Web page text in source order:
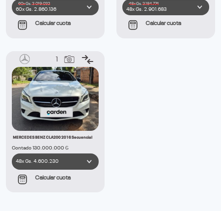
60xGs.3.019.032
Calcular cuota
48xGs.3.184.774
Calcular cuota
1
MERCEDES BENZ CLA200 2016 Secuencial
Contado 130.000.000 ₲
Calcular cuota